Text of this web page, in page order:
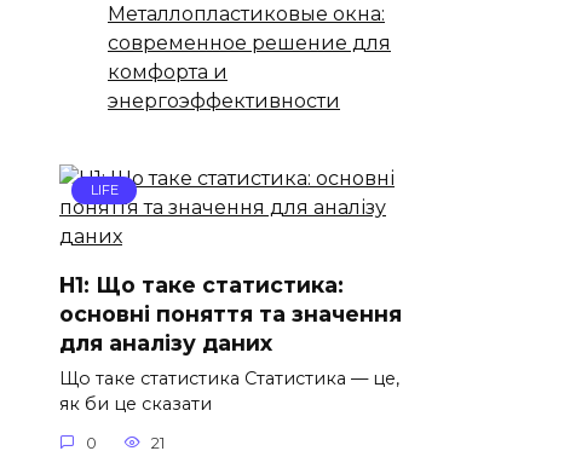
Металлопластиковые окна:
современное решение для
комфорта и
энергоэффективности
LIFE
H1: Що таке статистика:
основні поняття та значення
для аналізу даних
Що таке статистика Статистика — це,
як би це сказати
0 21